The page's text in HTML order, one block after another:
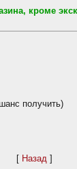
кроме
получить)
[ Назад ]